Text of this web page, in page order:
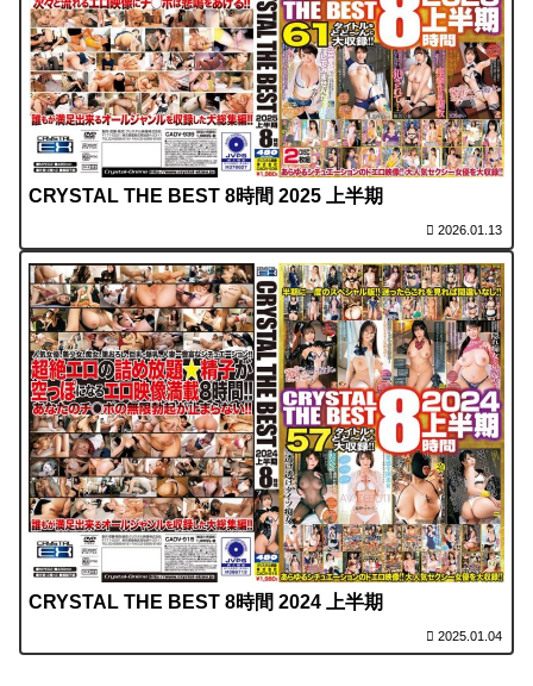
CRYSTAL THE BEST 8時間 2025 上半期
2026.01.13
CRYSTAL THE BEST 8時間 2024 上半期
2025.01.04